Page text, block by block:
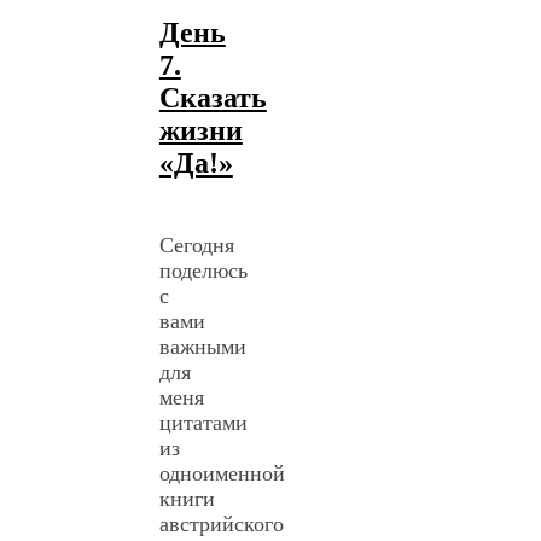
День
7.
Сказать
жизни
«Да!»
Сегодня
поделюсь
с
вами
важными
для
меня
цитатами
из
одноименной
книги
австрийского